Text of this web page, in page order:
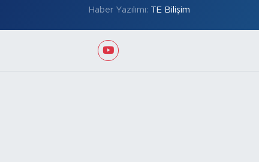
Haber Yazılımı: TE Bilişim